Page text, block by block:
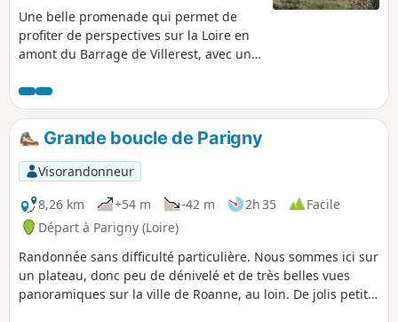
Une belle promenade qui permet de
profiter de perspectives sur la Loire en
amont du Barrage de Villerest, avec un
présente pas de difficultés majeures,
mais se déroule pour la moitié sur de la
route, tout particulièrement entre Pinay,
Saint-Jodard et le retour à la Vourdiat.
Les bords de Loire offrent par endroits
des points favorables au pique-nique, et
au calme (merci donc de respecter les
pêcheurs qui profitent aussi du même
cadre).
Grande boucle de Parigny
Visorandonneur
8,26 km
+54 m -42 m 2h 35
Facile
Départ à Parigny (Loire)
Randonnée sans difficulté particulière. Nous sommes ici sur
un plateau, donc peu de dénivelé et de très belles vues
panoramiques sur la ville de Roanne, au loin. De jolis petits